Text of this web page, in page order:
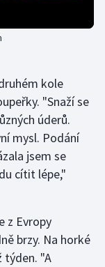
kole
"Snaží se
úderů.
mysl. Podání
jsem se
cítit lépe,"
z Evropy
brzy. Na horké
týden. "A